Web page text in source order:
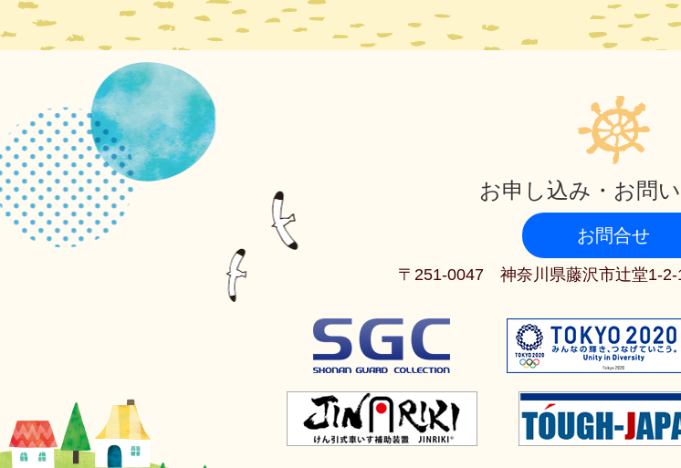
お申し込み・お問
お問合せ
〒251-0047 神奈川県藤沢市辻堂1-2-